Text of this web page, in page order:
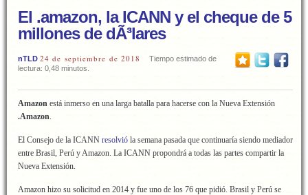
El .amazon, la ICANN y el cheque de 5
millones de dÃ³lares
nTLD 24 de septiembre de 2018
Tiempo estimado de
lectura: 0,48 minutos.
Amazon está inmerso en una larga batalla para hacerse con la Nueva Extensión
.Amazon.
El Consejo de la ICANN resolvió la semana pasada que continuaría siendo mediador
entre Brasil, Perú y Amazon. La ICANN propondrá a todas las partes compartir la
Nueva Extensión.
Amazon hizo su solicitud en 2014 y fue uno de los 76 que pidió. Brasil y Perú se